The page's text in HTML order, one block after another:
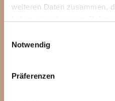
weiteren Daten zusammen,
Notwendig
Präferenzen